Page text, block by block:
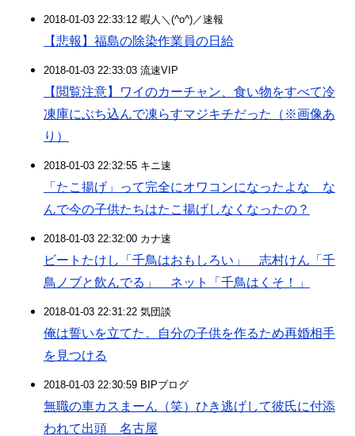
2018-01-03 22:33:12 暇人＼(^o^)／速報
【悲報】福島の除染作業員の日給
2018-01-03 22:33:03 流速VIP
【閲覧注意】ワイのカーチャン、食い物をすべて冷
凍庫にぶち込んで凍らすマジキチだった（※画像あ
り）
2018-01-03 22:32:55 キニ速
「たこ揚げ」って完全にオワコンになったよな な
んで今の子供たちはたこ揚げしなくなったの？
2018-01-03 22:32:00 カナ速
ビートたけし「千鳥はおもしろい」 志村けん「千
鳥ノブと飲んでる」 ネット「千鳥はくそ！」
2018-01-03 22:31:22 気団談
俺は誓いを立てた。自分の子供を作るため再婚相手
を見つける
2018-01-03 22:30:59 BIPブログ
無職の車カスまーん（笑）ひき逃げして彼氏に付添
われて出頭 名古屋